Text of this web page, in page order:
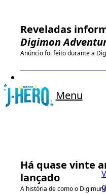
Menu
Reveladas
Digimon
Anúncio foi feito durante a
Há quase vinte
lançado
A história de como o